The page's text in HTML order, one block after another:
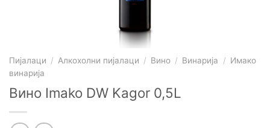
Пијалаци / Алкохолни пијалаци / Вино / Винарија / Имако
винарија
Вино Imako DW Kagor 0,5L